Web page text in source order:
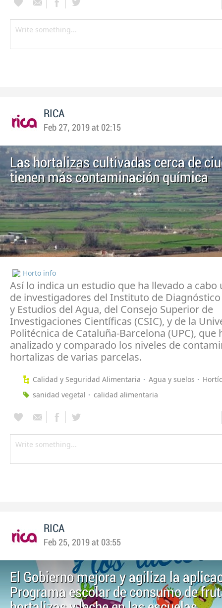
RICA
Feb 27, 2019 at 02:15
Las hortalizas cultivadas cerca de
tienen más contaminación química
Horto info
Así lo indica un estudio que ha llevado a cabo
de investigadores del Instituto de
y Estudios del Agua, del Consejo Superior de
Investigaciones Científicas (CSIC), y de la
Politécnica de Cataluña-Barcelona (UPC), que
analizado y comparado los niveles de
hortalizas de varias parcelas.
Calidad y Seguridad Alimentaria Agua y suelos
sanidad vegetal
calidad alimentaria
RICA
Feb 25, 2019 at 03:55
El Gobierno mejora y agiliza la
Programa escolar de consumo de